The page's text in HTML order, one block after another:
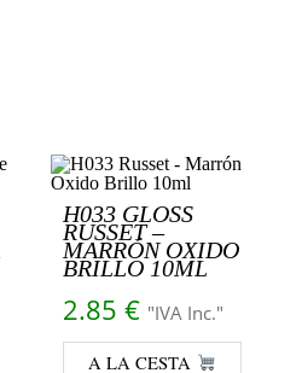
H033 GLOSS
RUSSET –
MARRÓN OXIDO
BRILLO 10ML
2.85 € "IVA Inc."
A LA CESTA